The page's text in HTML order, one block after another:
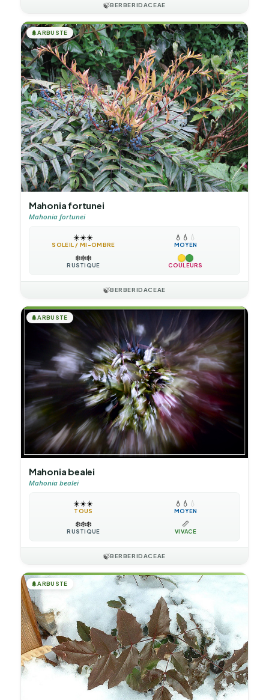
🍃BERBERIDACEAE
🌲ARBUSTE
Mahonia fortunei
Mahonia fortunei
☀️☀️☀️
SOLEIL / MI-OMBRE
💧 💧 💧
MOYEN
❄️❄️❄️
RUSTIQUE COULEURS
🍃BERBERIDACEAE
🌲ARBUSTE
Mahonia bealei
Mahonia bealei
☀️☀️☀️
TOUS
💧 💧 💧
MOYEN
❄️❄️❄️
RUSTIQUE
📏
VIVACE
🍃BERBERIDACEAE
🌲ARBUSTE